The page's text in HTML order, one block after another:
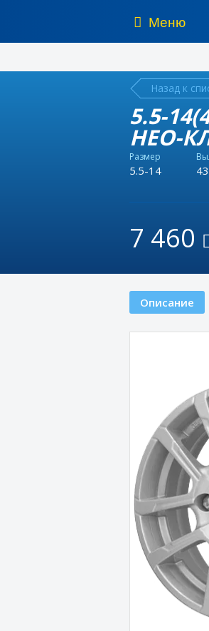
Меню
Назад к
5.5-
НЕО-
Размер
5.5-14
7 460
Описание